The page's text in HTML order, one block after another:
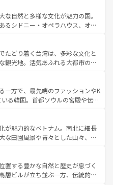
は、音楽と美食が融合した独特の
メリカの各地域で異なる魅力を楽
と豊かな歴史を感じることができ
、新着のアメリカ
参照してほしい。
た、定番の観光地といえばオアフ
めるならマウイ島やカウアイ島が
リーンに輝く海をはじめ、豊かな
れる人々を迎えてくれるハワイの
フードやハワイアンミュージッ
など、すべてがハワイの魅力を彩
着のハワイ情報
してほしい。
な自然と多様な文化が魅力の国。
るシドニー・オペラハウス、オー
にそびえるウルル（エアーズロッ
い原生林やケアンズの熱帯雨林な
。また、カフェやワイン、オージ
充実しており、サーフィンやダイ
、アウトドア好きにはたまらな
彩な魅力を存分に味わいつくそ
たどり着く台湾は、多彩な文化と
観光地。活気あふれる大都市の台
である台湾東部など、都市の喧騒
ており、訪れる人に新しい発見と
。また、奥深い台湾の食文化も魅
ーツなど、バラエティ豊かな料理
お、新着の台湾情報は コンテンツ一覧を参
一方で、最先端のファッションやK
る韓国。首都ソウルの宮殿や伝統
四季折々の自然美を楽しむことが
や焼肉、絶品のストリートフード
理が待っている。夜には、韓国な
韓国の多彩な魅力を心ゆくまで味
てみてほしい。 なお、新着の韓国情報はコンテンツ一
が魅力的なベトナム。南北に細長
な田園風景や青々とした山々、世
息づく。ハノイの古い町並みやホ
治時代の建物も、独特の雰囲気を
バラエティの豊かさとおいしさで
置する豊かな自然と歴史が息づく
層ビルが立ち並ぶ一方、伝統的な